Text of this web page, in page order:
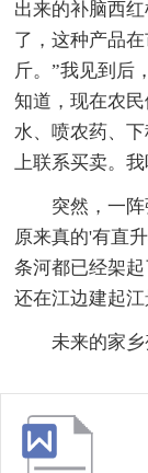
出来的补脑西
了，这种产品
斤。”我见到后
知道，现在农
水、喷农药、
上联系买卖。
突然，一
原来真的'有直
条河都已经架
还在江边建起江
未来的家